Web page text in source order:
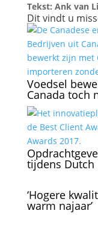
Tekst: Ank van
Dit vindt u
Voedsel
Canada toch
tijdens Dutch
‘Hogere
warm najaar’